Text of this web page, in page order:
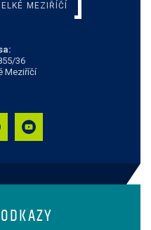
MEZIŘÍČÍ
36
Meziříčí